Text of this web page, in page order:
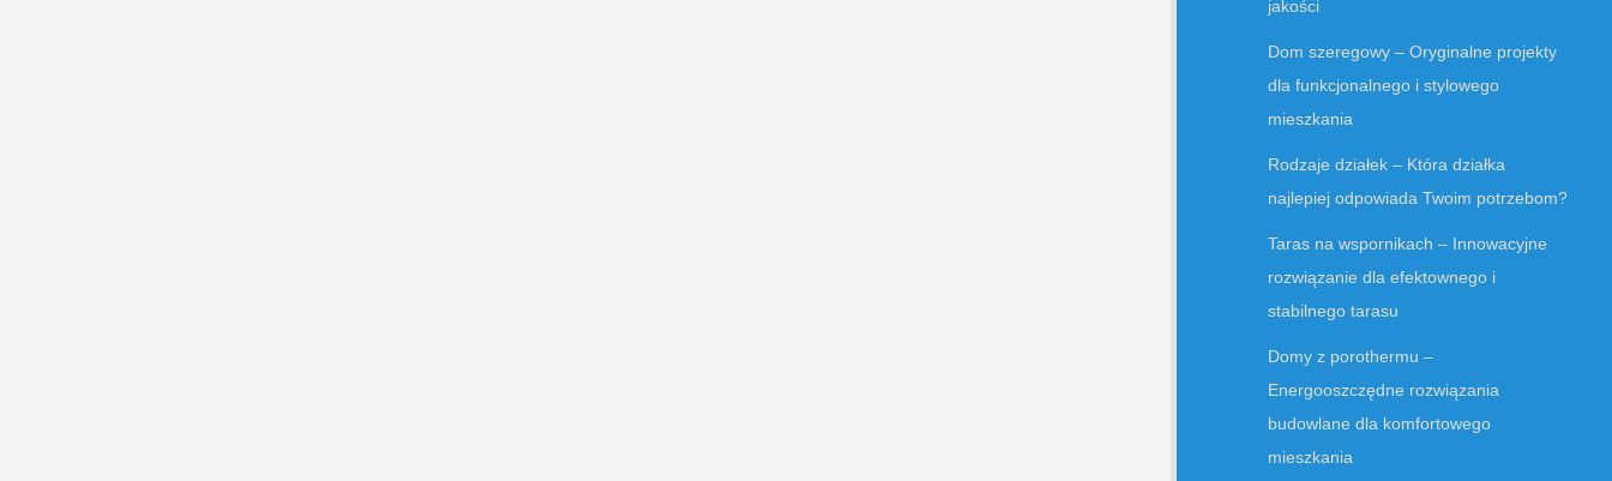
jakości
Dom szeregowy – Oryginalne projekty
dla funkcjonalnego i stylowego
mieszkania
Rodzaje działek – Która działka
najlepiej odpowiada Twoim potrzebom?
Taras na wspornikach – Innowacyjne
rozwiązanie dla efektownego i
stabilnego tarasu
Domy z porothermu –
Energooszczędne rozwiązania
budowlane dla komfortowego
mieszkania